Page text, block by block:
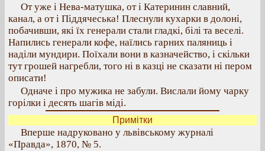
От уже і Нева-матушка, от і Катеринин славний,
канал, а от і Піддячеська! Плеснули кухарки в долоні,
побачивши, які їх генерали стали гладкі, білі та веселі.
Напились генерали кофе, наїлись гарних паляниць і
наділи мундири. Поїхали вони в казначейство, і скільки
тут грошей нагребли, того ні в казці не сказати ні пером
описати!
Одначе і про мужика не забули. Вислали йому чарку
горілки і десять шагів міді.
Примітки
Вперше надруковано у львівському журналі
«Правда», 1870, № 5.